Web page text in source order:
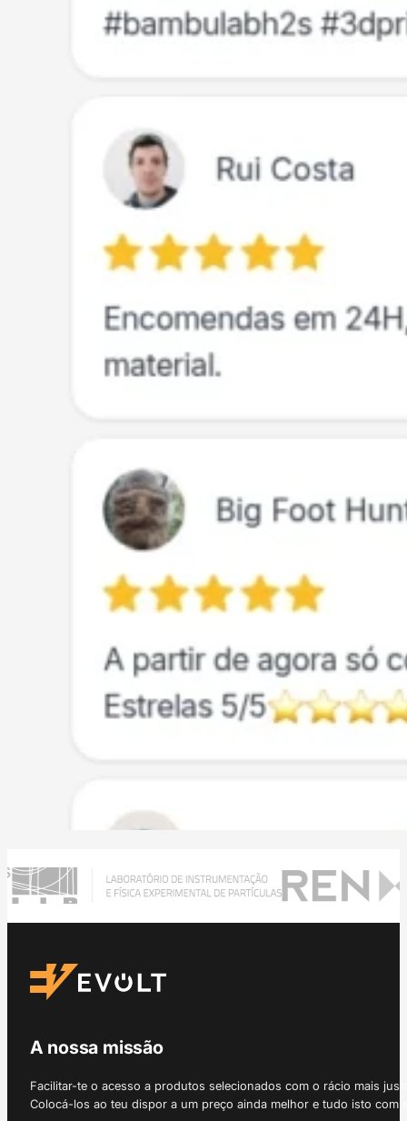
A nossa missão
Facilitar-te o acesso a produtos selecionados com o rácio mais
Colocá-los ao teu dispor a um preço ainda melhor e tudo isto